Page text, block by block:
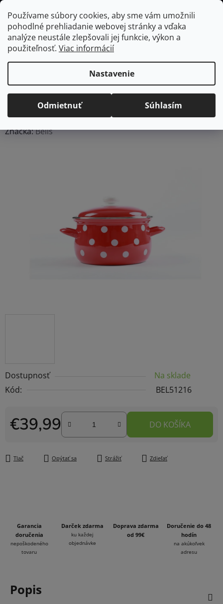
Používame súbory cookies, aby sme vám umožnili
pohodlné prehliadanie webovej stránky a vďaka
analýze neustále zlepšovali jej funkcie, výkon a
použiteľnosť. Viac informácií
Nastavenie
Odmietnuť Súhlasím
Prejsť
na
obsah
Hľadať
Domov
/ Kuchyňa / Varenie / Hrnce
BELIS smaltovaný hrniec červený
s bielymi bodkami, 2,1L
Dostupnosť
Na sklade
Kód:
BEL51216
€39,99
Jednotková cena:
DO KOŠÍKA
Tlač Opýtať sa Strážiť Zdieľať
BELIS smaltovaný hrniec
červený s bielymi bodkami,
2,1L
Priemerné
hodnotenie
NeohodnotenéPodrobnosti hodnotenia
Značka:Belis
Garancia
doručenia
nepoškodeného
tovaru
Darček zdarma
ku každej
objednávke
Doprava zdarma
od 99€
Doručenie do 48
hodín
na akúkoľvek
adresu
Popis